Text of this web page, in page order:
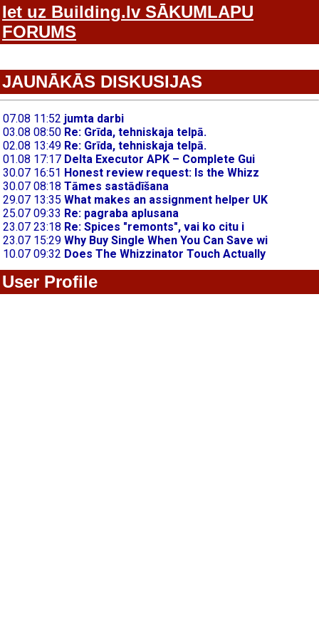
Iet uz Building.lv SĀKUMLAPU
FORUMS
JAUNĀKĀS DISKUSIJAS
User Profile